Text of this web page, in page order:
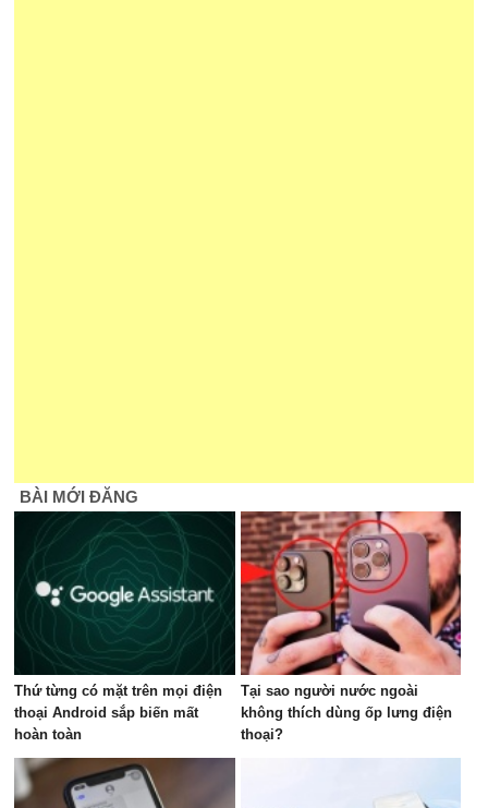
BÀI MỚI ĐĂNG
Thứ từng có mặt trên mọi điện
thoại Android sắp biến mất
hoàn toàn
Tại sao người nước ngoài
không thích dùng ốp lưng điện
thoại?